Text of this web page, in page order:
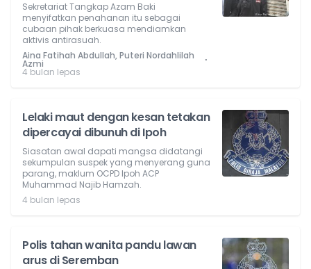
Sekretariat Tangkap Azam Baki
menyifatkan penahanan itu sebagai
cubaan pihak berkuasa mendiamkan
aktivis antirasuah.
Aina Fatihah Abdullah, Puteri Nordahlilah
Azmi ⋅
4 bulan lepas
Lelaki maut dengan kesan tetakan
dipercayai dibunuh di Ipoh
Siasatan awal dapati mangsa didatangi
sekumpulan suspek yang menyerang guna
parang, maklum OCPD Ipoh ACP
Muhammad Najib Hamzah.
4 bulan lepas
Polis tahan wanita pandu lawan
arus di Seremban